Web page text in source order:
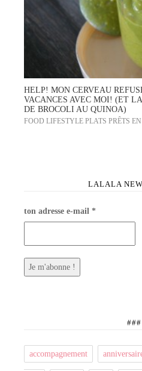
HELP! MON CERVEAU
VACANCES AVEC MOI! (ET
DE BROCOLI AU QUINOA)
FOOD LIFESTYLE PLATS PRÊTS
LALALA
ton adresse e-mail *
###
accompagnement